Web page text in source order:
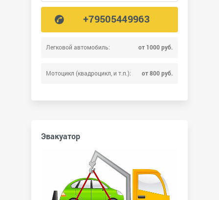
Легковой автомобиль: от 1000 руб.
Мотоцикл (квадроцикл, и т.п.): от 800 руб.
+79505449963
Эвакуатор